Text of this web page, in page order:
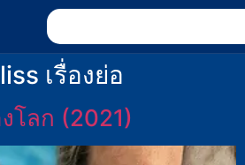
เรื่องย่อ
โลก (2021)